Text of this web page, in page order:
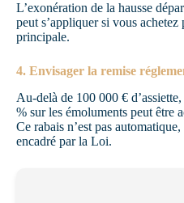
L’exonération de la hausse
peut s’appliquer si vous
principale.
4. Envisager la remise
Au-delà de 100 000 €
% sur les émoluments peut être
Ce rabais n’est pas
encadré par la Loi.